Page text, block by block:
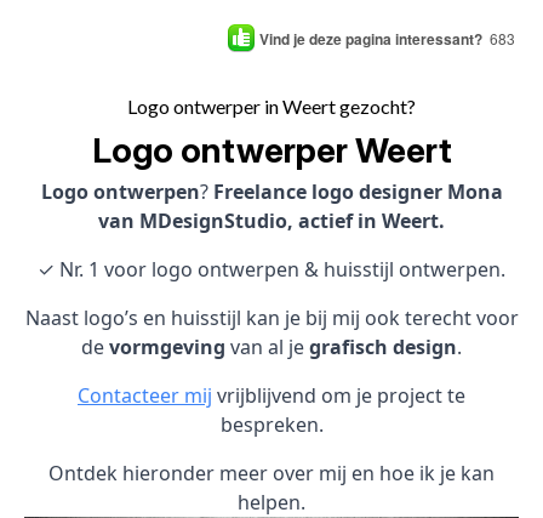
Vind je deze pagina interessant? 683
Logo ontwerper in Weert gezocht?
Logo ontwerper Weert
Logo ontwerpen? Freelance logo designer Mona
van MDesignStudio, actief in Weert.
✓ Nr. 1 voor logo ontwerpen & huisstijl ontwerpen.
Naast logo’s en huisstijl kan je bij mij ook terecht voor
devormgeving van al jegrafisch design.
Contacteer mij vrijblijvend om je project te
bespreken.
Ontdek hieronder meer over mij en hoe ik je kan
helpen.